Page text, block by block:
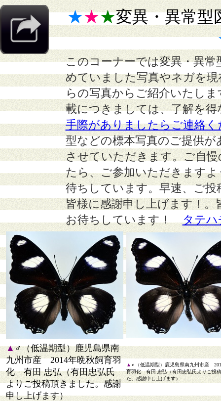
★★★変異・異常型
このコーナーでは変異・異
めていました写真やネガを
らの写真からご紹介いたし
載につきましては、了解を
手際がありましたらご連絡く
型などの標本写真のご提供
させていただきます。ご自
たら、ご参加いただきます
待ちしています。早速、ご
皆様に感謝申し上げます！
お待ちしています！
タテハ
▲♂（低温期型）鹿児島県南
九州市産 2014年晩秋飼育羽
化 有田 忠弘（有田忠弘氏
よりご投稿頂きました。感謝
申し上げます）
▲ ♂（低温期型）鹿児島県南九州市産
育羽化 有田 忠弘（有田忠弘氏よりご投
た。感謝申し上げます）